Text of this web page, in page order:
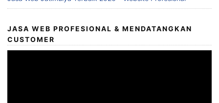
JASA WEB PROFESIONAL & MENDATANGKAN
CUSTOMER